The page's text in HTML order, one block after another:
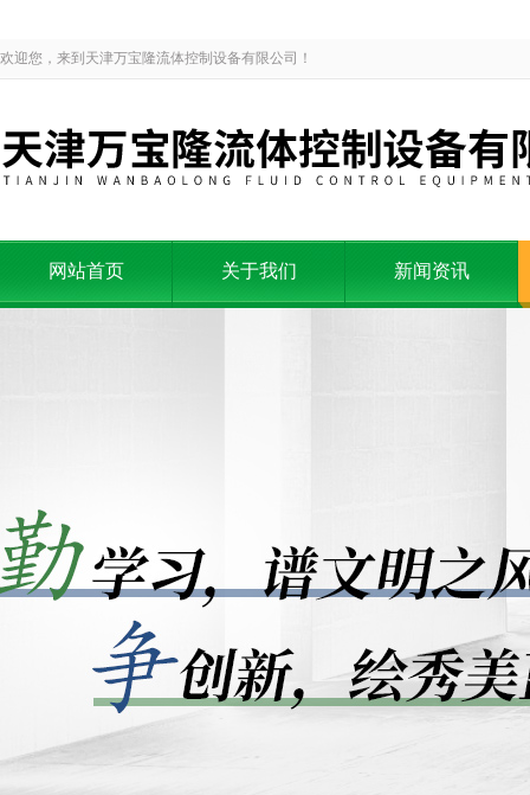
欢迎您，来到天津万宝隆流体控制设备有限公司！
网站首页 关于我们 新闻资讯